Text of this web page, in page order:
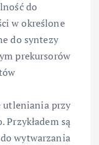
do
w określone
do syntezy
prekursorów
utleniania przy
Przykładem są
wytwarzania